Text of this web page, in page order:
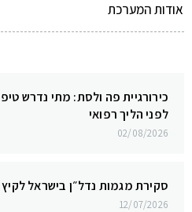
אודות המערכת
כירורגיית פה ולסת: מתי נדרש
לפני הליך רפואי
02/08/2026
סקירת מגמות נדל״ן בישראל לקיץ 2026
12/07/2026